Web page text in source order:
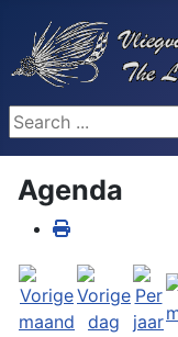
Search ...
Agenda